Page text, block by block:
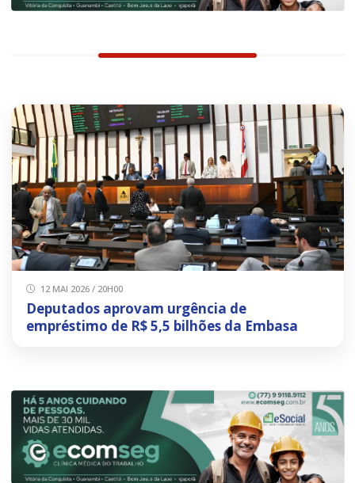
12 MAI 2026 / 20H00
Deputados aprovam urgência de
empréstimo de R$ 5,5 bilhões da Embasa